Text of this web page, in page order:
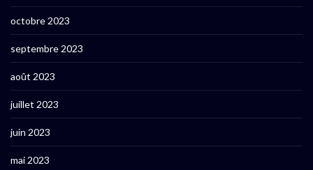
octobre 2023
septembre 2023
août 2023
juillet 2023
juin 2023
mai 2023